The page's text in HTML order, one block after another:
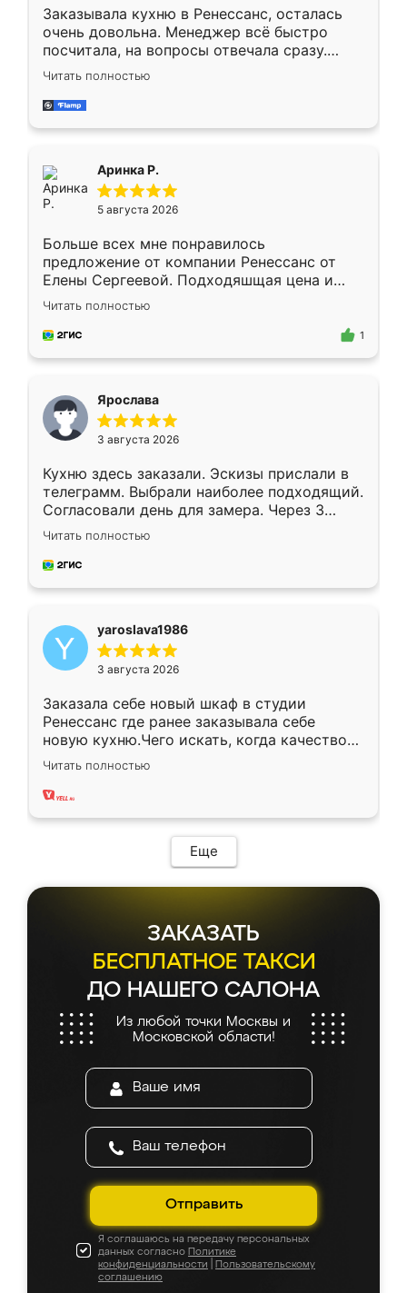
Заказывала кухню в Ренессанс, осталась
очень довольна. Менеджер всё быстро
посчитала, на вопросы отвечала сразу.
Замерщик приехал в субботу, подошёл к
делу со всей ответственностью. Собрали
за день, ребята работали аккуратно, даже
Читать полностью
Аринка Р.
5 августа 2026
Больше всех мне понравилось
предложение от компании Ренессанс от
Елены Сергеевой. Подходяшщая цена и
короткие сроки изготовления. Приехавший
для замера сотрудник Владислав
предложил по моему эскизу самый
Читать полностью
1
Ярослава
3 августа 2026
Кухню здесь заказали. Эскизы прислали в
телеграмм. Выбрали наиболее подходящий.
Согласовали день для замера. Через 3
недели кухня была уже готова. Остались
довольны работой. Спасибо Ренессанс
мебель за качественную работу!
Читать полностью
yaroslava1986
3 августа 2026
Заказала себе новый шкаф в студии
Ренессанс где ранее заказывала себе
новую кухню.Чего искать, когда качеством
вполне довольна. Служит кухня уже почти
два года, нареканий нет.
Читать полностью
Еще
ЗАКАЗАТЬ
БЕСПЛАТНОЕ ТАКСИ
ДО НАШЕГО САЛОНА
Из любой точки Москвы и
Московской области!
Отправить
Я соглашаюсь на передачу персональных
данных согласно Политике
конфиденциальности
Пользовательскому
соглашению